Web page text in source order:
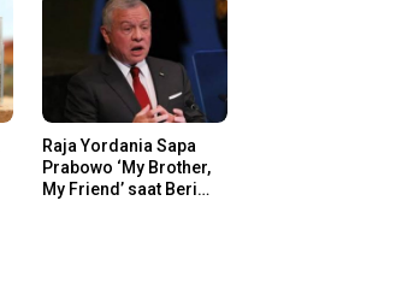
Raja Yordania Sapa
Prabowo ‘My Brother,
My Friend’ saat Beri